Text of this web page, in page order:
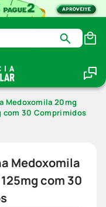
Medoxomila 20mg
com 30 Comprimidos
Medoxomila
com 30